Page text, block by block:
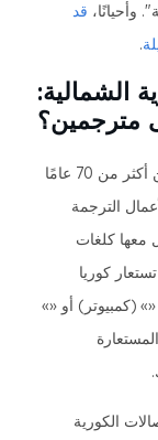
وأحيانًا، قد
.
الشمالية:
مترجمين؟
تشترك كوريا الشمالية والجنوبية في اللغة، ولكن أكثر من 70 عامًا
الترجمة
معها كلغات
كوريا
(كمبيوتر) أو «»
الكورية